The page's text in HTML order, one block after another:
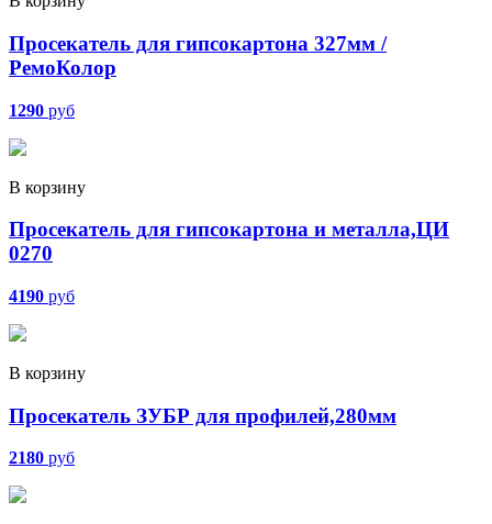
Просекатель для гипсокартона 327мм /
РемоКолор
1290 руб
В корзину
Просекатель для гипсокартона и металла,ЦИ
0270
4190 руб
В корзину
Просекатель ЗУБР для профилей,280мм
2180 руб